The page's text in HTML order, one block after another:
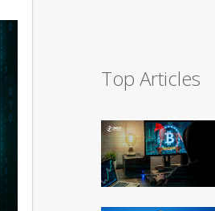
Top Articles